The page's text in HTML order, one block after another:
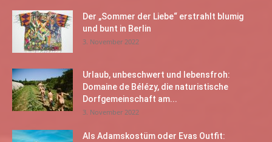
Der „Sommer der Liebe“ erstrahlt blumig
und bunt in Berlin
3. November 2022
Urlaub, unbeschwert und lebensfroh:
Domaine de Bélézy, die naturistische
Dorfgemeinschaft am...
3. November 2022
Als Adamskostüm oder Evas Outfit: